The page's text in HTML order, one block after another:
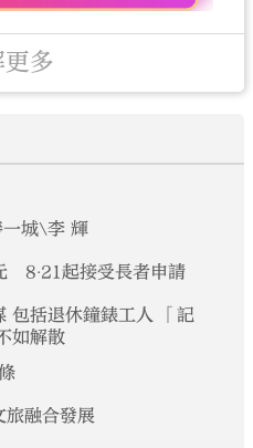
更多
一城\李 輝
8‧21起接受長者申請
包括退休鐘錶工人 「記
如解散
旅融合發展